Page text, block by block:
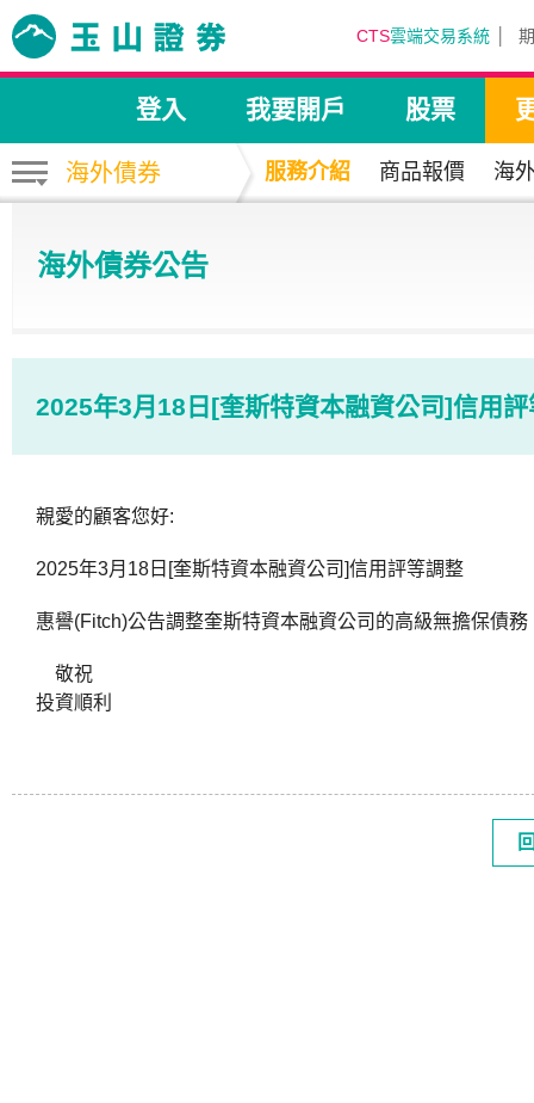
CTS雲端交易系統
登入 我要開戶 股票
海外債券 服務介紹 商品報價 海
海外債券公告
2025年3月18日[奎斯特資本融資公司]信用評
親愛的顧客您好:
2025年3月18日[奎斯特資本融資公司]信用評等調整
惠譽(Fitch)公告調整奎斯特資本融資公司的高級無擔保債
敬祝
投資順利